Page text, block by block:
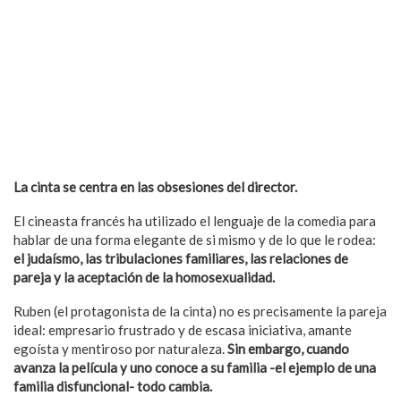
La cinta se centra en las obsesiones del director.
El cineasta francés ha utilizado el lenguaje de la comedia para
hablar de una forma elegante de si mismo y de lo que le rodea:
el judaísmo, las tribulaciones familiares, las relaciones de
pareja y la aceptación de la homosexualidad.
Ruben (el protagonista de la cinta) no es precisamente la pareja
ideal: empresario frustrado y de escasa iniciativa, amante
egoísta y mentiroso por naturaleza.Sin embargo, cuando
avanza la película y uno conoce a su familia -el ejemplo de una
familia disfuncional- todo cambia.